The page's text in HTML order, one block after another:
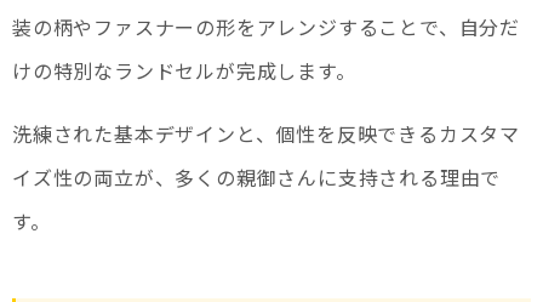
装の柄やファスナーの形をアレンジすることで、自分だ
けの特別なランドセルが完成します。
洗練された基本デザインと、個性を反映できるカスタマ
イズ性の両立が、多くの親御さんに支持される理由で
す。